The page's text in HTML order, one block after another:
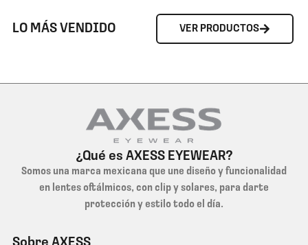
LO MÁS VENDIDO VER PRODUCTOS
¿Qué es AXESS EYEWEAR?
Somos una marca mexicana que une diseño y funcionalidad
en lentes oftálmicos, con clip y solares, para darte
protección y estilo todo el día.